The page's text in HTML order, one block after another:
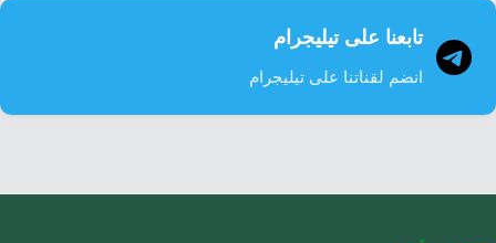
تابعنا على تيليجرام
انضم لقناتنا على تيليجرام